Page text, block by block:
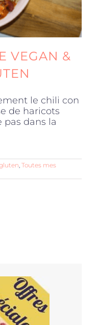
VEGAN &
le chili con
de haricots
pas dans la
Toutes mes